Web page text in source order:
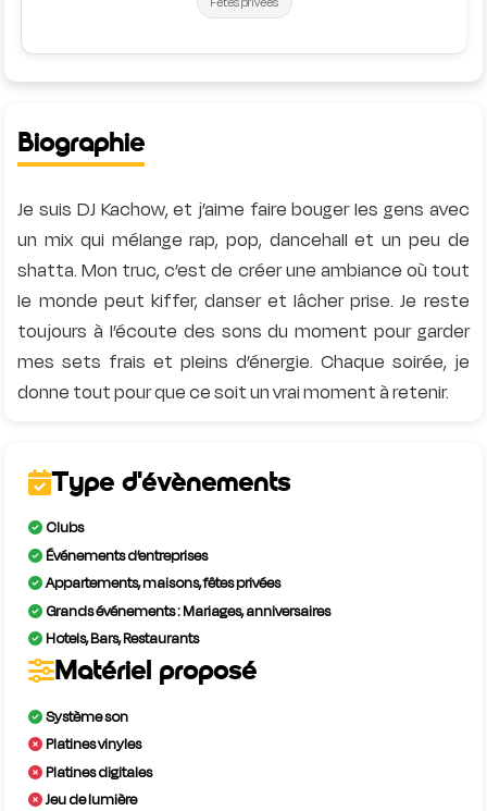
Biographie
Je suis DJ Kachow, et j’aime faire bouger les gens avec
un mix qui mélange rap, pop, dancehall et un peu de
shatta. Mon truc, c’est de créer une ambiance où tout
le monde peut kiffer, danser et lâcher prise. Je reste
toujours à l’écoute des sons du moment pour garder
mes sets frais et pleins d’énergie. Chaque soirée, je
Type d'évènements
Clubs
Événements d’entreprises
Appartements, maisons, fêtes privées
Grands événements : Mariages, anniversaires
Hotels, Bars, Restaurants
Matériel proposé
Système son
Platines vinyles
Platines digitales
Jeu de lumière